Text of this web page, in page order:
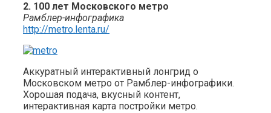
2. 100 лет Московского метро
Рамблер-инфографика
http://metro.lenta.ru/
Аккуратный интерактивный лонгрид о
Московском метро от Рамблер-инфографики.
Хорошая подача, вкусный контент,
интерактивная карта постройки метро.